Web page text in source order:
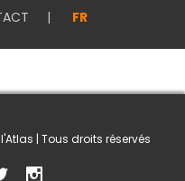
FR
| Tous droits réservés
Twitter